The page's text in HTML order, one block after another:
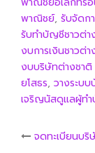
พาณิชย์, รับจัดก
รับทำบัญชีชาวต่า
งบการเงินชาวต่า
งบบริษัทต่างชา
ยโสธร, วางระบ
เจริญนัส​ดูแลผู้ท
Post
จดทะเบียนบริ